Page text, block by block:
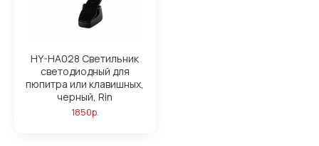
HY-HA028 Светильник
светодиодный для
пюпитра или клавишных,
черный, Rin
1850р.